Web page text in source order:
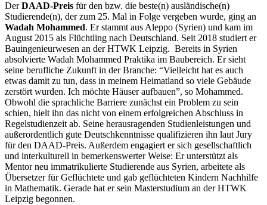
DerDAAD-Preis für den bzw. die beste(n) ausländische(n)
Studierende(n), der zum 25. Mal in Folge vergeben wurde, ging an
Wadah Mohammed. Er stammt aus Aleppo (Syrien) und kam im
August 2015 als Flüchtling nach Deutschland. Seit 2018 studiert er
Bauingenieurwesen an der HTWK Leipzig. Bereits in Syrien
absolvierte Wadah Mohammed Praktika im Baubereich. Er sieht
seine berufliche Zukunft in der Branche: “Vielleicht hat es auch
etwas damit zu tun, dass in meinem Heimatland so viele Gebäude
zerstört wurden. Ich möchte Häuser aufbauen”, so Mohammed.
Obwohl die sprachliche Barriere zunächst ein Problem zu sein
schien, hielt ihn das nicht von einem erfolgreichen Abschluss in
Regelstudienzeit ab. Seine herausragenden Studienleistungen und
außerordentlich gute Deutschkenntnisse qualifizieren ihn laut Jury
für den DAAD-Preis. Außerdem engagiert er sich gesellschaftlich
und interkulturell in bemerkenswerter Weise: Er unterstützt als
Mentor neu immatrikulierte Studierende aus Syrien, arbeitete als
Übersetzer für Geflüchtete und gab geflüchteten Kindern Nachhilfe
in Mathematik. Gerade hat er sein Masterstudium an der HTWK
Leipzig begonnen.